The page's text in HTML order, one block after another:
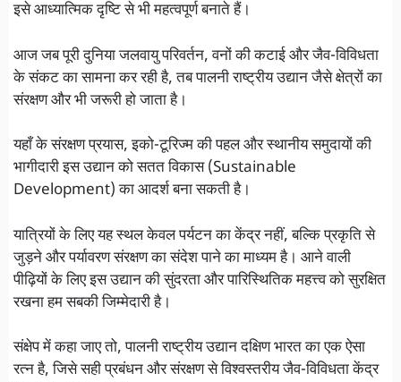
इसे आध्यात्मिक दृष्टि से भी महत्वपूर्ण बनाते हैं।
आज जब पूरी दुनिया जलवायु परिवर्तन, वनों की कटाई और जैव-विविधता
के संकट का सामना कर रही है, तब पालनी राष्ट्रीय उद्यान जैसे क्षेत्रों का
संरक्षण और भी जरूरी हो जाता है।
यहाँ के संरक्षण प्रयास, इको-टूरिज्म की पहल और स्थानीय समुदायों की
भागीदारी इस उद्यान को सतत विकास (Sustainable
Development) का आदर्श बना सकती है।
यात्रियों के लिए यह स्थल केवल पर्यटन का केंद्र नहीं, बल्कि प्रकृति से
जुड़ने और पर्यावरण संरक्षण का संदेश पाने का माध्यम है। आने वाली
पीढ़ियों के लिए इस उद्यान की सुंदरता और पारिस्थितिक महत्त्व को सुरक्षित
रखना हम सबकी जिम्मेदारी है।
संक्षेप में कहा जाए तो, पालनी राष्ट्रीय उद्यान दक्षिण भारत का एक ऐसा
रत्न है, जिसे सही प्रबंधन और संरक्षण से विश्वस्तरीय जैव-विविधता केंद्र